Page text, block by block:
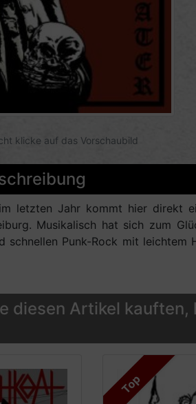
klicke auf das Vorschaubild
letzten Jahr kommt hier direkt
Musikalisch hat sich zum
schnellen Punk-Rock mit
diesen Artikel
Top